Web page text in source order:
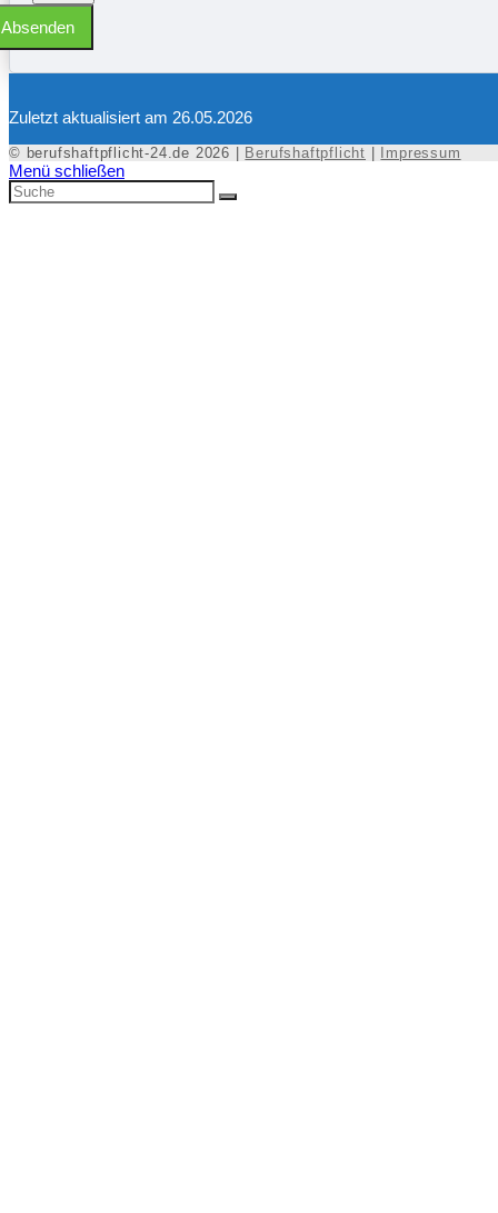
Absenden
Zuletzt aktualisiert am 26.05.2026
© berufshaftpflicht-24.de 2026 | Berufshaftpflicht | Impressum
Menü schließen